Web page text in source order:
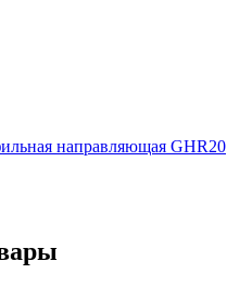
направляющая GHR20